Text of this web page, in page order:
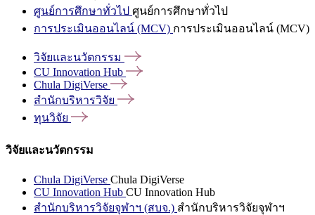
ศูนย์การศึกษาทั่วไป ศูนย์การศึกษาทั่วไป
การประเมินออนไลน์ (MCV) การประเมินออนไลน์ (MCV)
วิจัยและนวัตกรรม
CU Innovation Hub
Chula DigiVerse
สำนักบริหารวิจัย
ทุนวิจัย
วิจัยและนวัตกรรม
Chula DigiVerse Chula DigiVerse
CU Innovation Hub CU Innovation Hub
สำนักบริหารวิจัยจุฬาฯ (สบจ.) สำนักบริหารวิจัยจุฬาฯ